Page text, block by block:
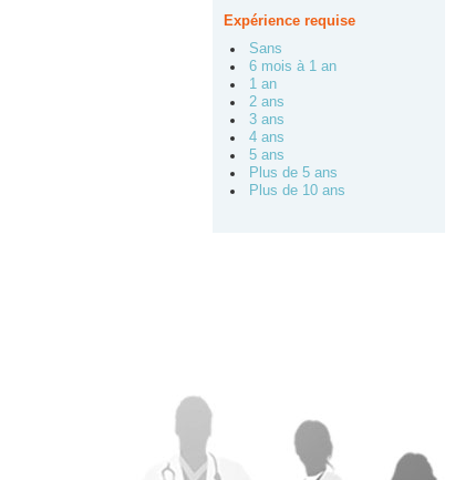
Expérience requise
Sans
6 mois à 1 an
1 an
2 ans
3 ans
4 ans
5 ans
Plus de 5 ans
Plus de 10 ans